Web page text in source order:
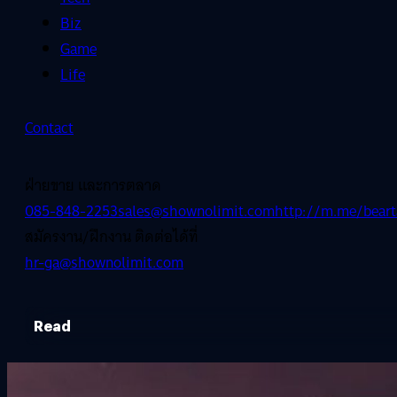
Biz
Game
Life
Contact
ฝ่ายขาย และการตลาด
085-848-2253sales@shownolimit.comhttp://m.me/
สมัครงาน/ฝึกงาน ติดต่อได้ที่
hr-ga@shownolimit.com
Read